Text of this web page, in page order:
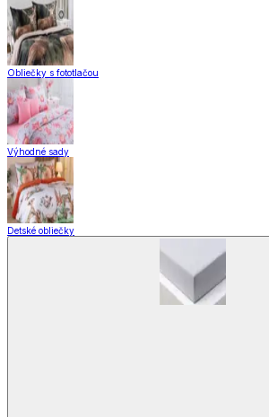
Obliečky s fototlačou
Výhodné sady
Detské obliečky